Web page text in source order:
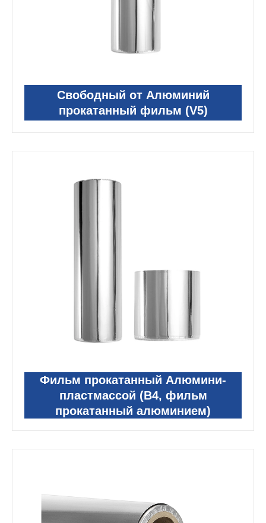
Свободный от Алюминий
прокатанный фильм (V5)
Фильм прокатанный Алюмини-
пластмассой (В4, фильм
прокатанный алюминием)